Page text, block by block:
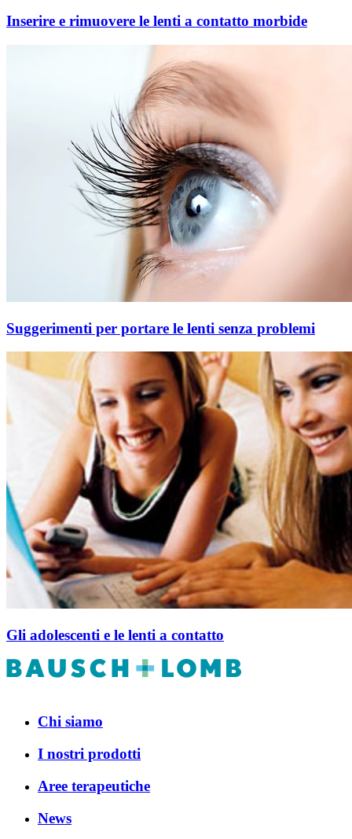
Inserire e rimuovere le lenti a contatto morbide
Suggerimenti per portare le lenti senza problemi
Gli adolescenti e le lenti a contatto
Chi siamo
I nostri prodotti
Aree terapeutiche
News